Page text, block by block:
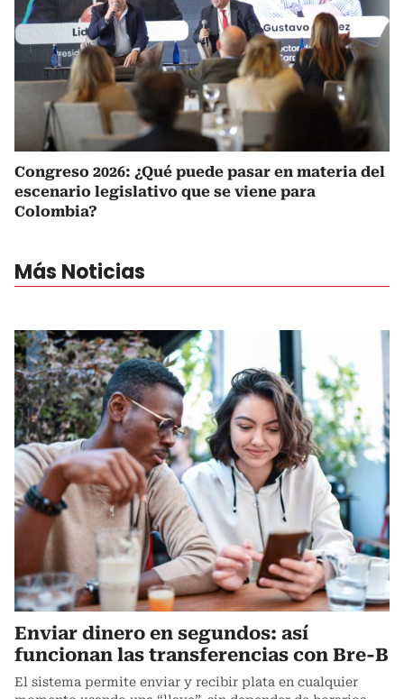
Congreso 2026: ¿Qué puede pasar en materia del
escenario legislativo que se viene para
Colombia?
Más Noticias
Enviar dinero en segundos: así
funcionan las transferencias con Bre-B
El sistema permite enviar y recibir plata en cualquier